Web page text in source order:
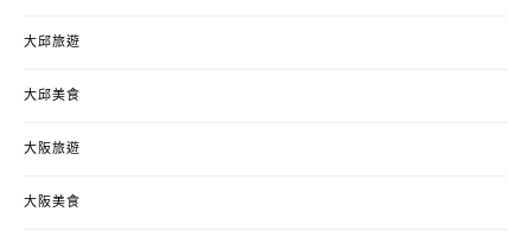
大邱旅遊
大邱美食
大阪旅遊
大阪美食